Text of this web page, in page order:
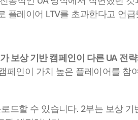
플레이어 LTV를 초과한다고 언
보상 기반 캠페인이 다른 UA 전
페인이 가치 높은 플레이어를 참
드할 수 있습니다. 2부는 보상